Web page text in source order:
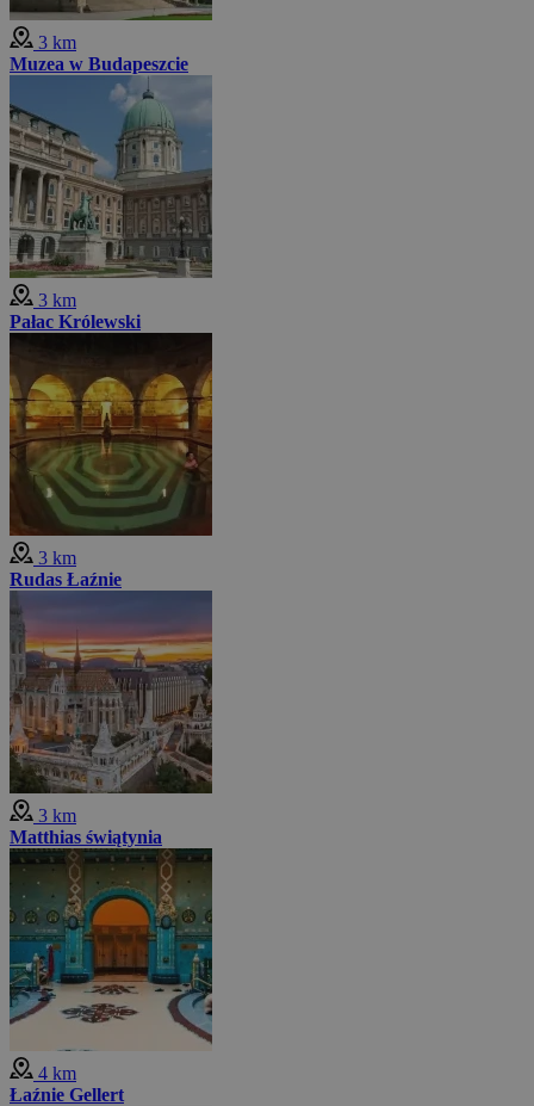
3 km
Muzea w Budapeszcie
3 km
Pałac Królewski
3 km
Rudas Łaźnie
3 km
Matthias świątynia
4 km
Łaźnie Gellert